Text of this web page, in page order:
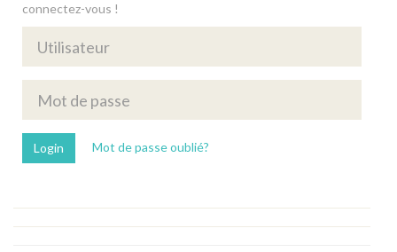
connectez-vous !
Mot de passe oublié?